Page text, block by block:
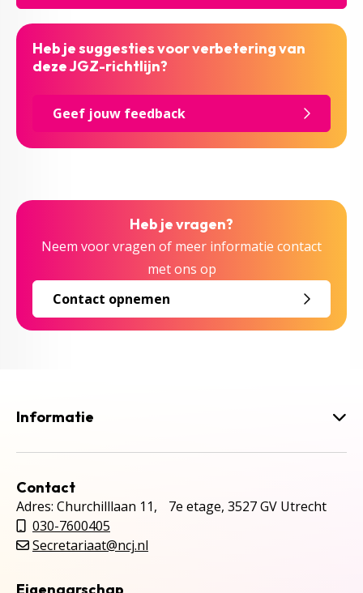
Heb je suggesties voor verbetering van
deze JGZ-richtlijn?
Geef jouw feedback
Heb je vragen?
Neem voor vragen of meer informatie contact
met ons op
Contact opnemen
Informatie
Contact
Adres: Churchilllaan 11, 7e etage, 3527 GV Utrecht
030-7600405
Secretariaat@ncj.nl